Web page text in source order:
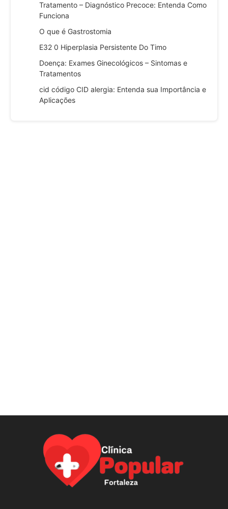
Tratamento – Diagnóstico Precoce: Entenda Como
Funciona
O que é Gastrostomia
E32 0 Hiperplasia Persistente Do Timo
Doença: Exames Ginecológicos – Sintomas e
Tratamentos
cid código CID alergia: Entenda sua Importância e
Aplicações